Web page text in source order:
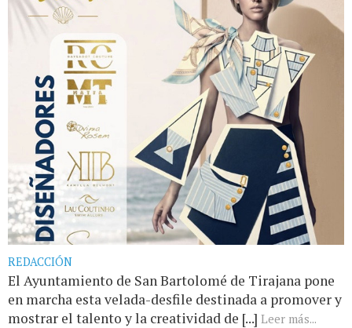
REDACCIÓN
El Ayuntamiento de San Bartolomé de Tirajana pone
en marcha esta velada-desfile destinada a promover y
mostrar el talento y la creatividad de [...] Leer más...